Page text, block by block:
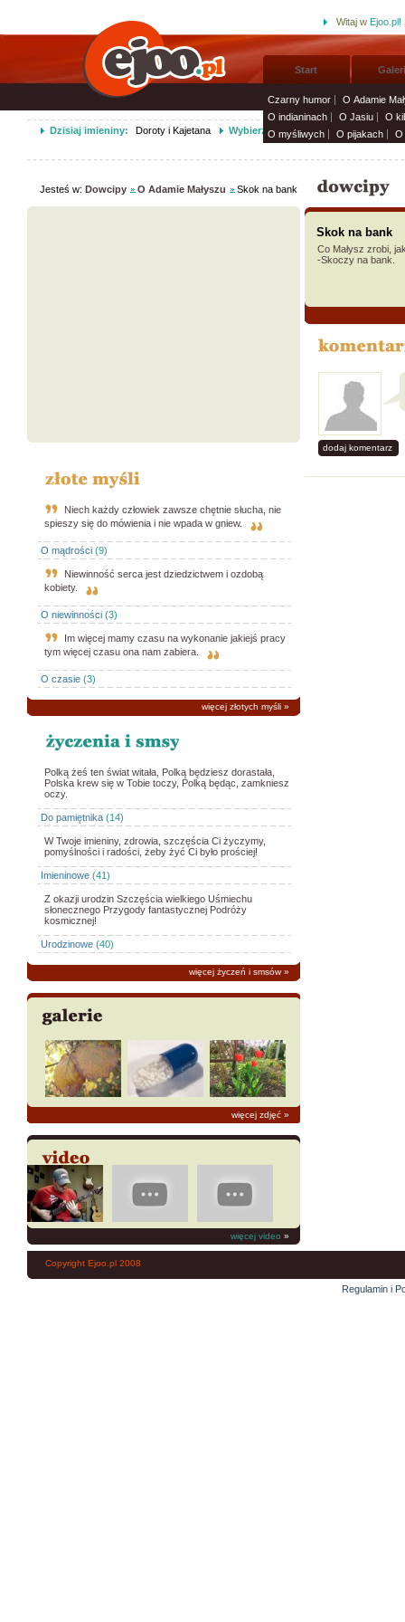
Witaj w Ejoo.pl!
Start
Czarny humor
O Adamie
O indianinach
O Jasiu
O
O myśliwych
O pijakach O
Dzisiaj imieniny: Doroty i Kajetana Wybierz życzenia imieninowe i
Jesteś w:Dowcipy O Adamie Małyszu Skok na bank
Niech każdy człowiek zawsze chętnie słucha, nie
spieszy się do mówienia i nie wpada w gniew.
O mądrości (9)
Niewinność serca jest dziedzictwem i ozdobą
kobiety.
O niewinności (3)
Im więcej mamy czasu na wykonanie jakiejś pracy
tym więcej czasu ona nam zabiera.
O czasie (3)
więcej złotych myśli »
Polką żeś ten świat witała, Polką będziesz dorastała,
Polska krew się w Tobie toczy, Polką będąc, zamkniesz
oczy.
Do pamiętnika (14)
W Twoje imieniny, zdrowia, szczęścia Ci życzymy,
pomyślności i radości, żeby żyć Ci było prościej!
Imieninowe (41)
Z okazji urodzin Szczęścia wielkiego Uśmiechu
słonecznego Przygody fantastycznej Podróży
kosmicznej!
Urodzinowe (40)
więcej życzeń i smsów»
więcej zdjęć »
więcej video »
Skok na bank
Co Małysz zrobi,
-Skoczy na bank.
dodaj komentarz
Copyright Ejoo.pl 2008
Regulamin i